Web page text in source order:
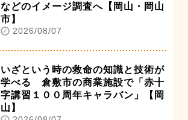
などのイメージ調査へ【岡山・岡山
市】
2026/08/07
いざという時の救命の知識と技術が
学べる 倉敷市の商業施設で「赤十
字講習１００周年キャラバン」【岡
山】